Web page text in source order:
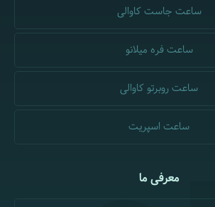
ساعت جاست کاوالی
ساعت فره میلانو
ساعت روبرتو کاوالی
ساعت اسپریت
معرفی ما